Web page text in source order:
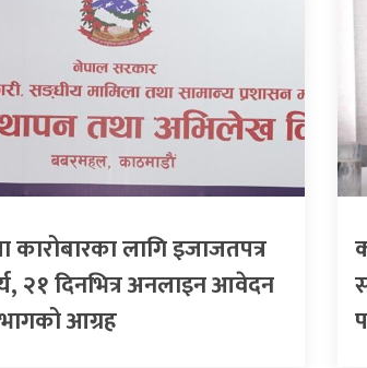
कारोबारका लागि इजाजतपत्र
२१ दिनभित्र अनलाइन आवेदन
आग्रह